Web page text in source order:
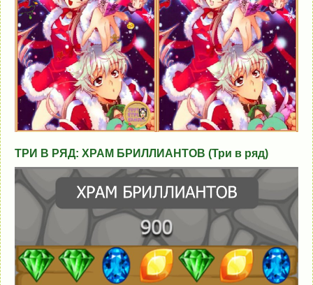
ТРИ В РЯД: ХРАМ БРИЛЛИАНТОВ (Три в ряд)